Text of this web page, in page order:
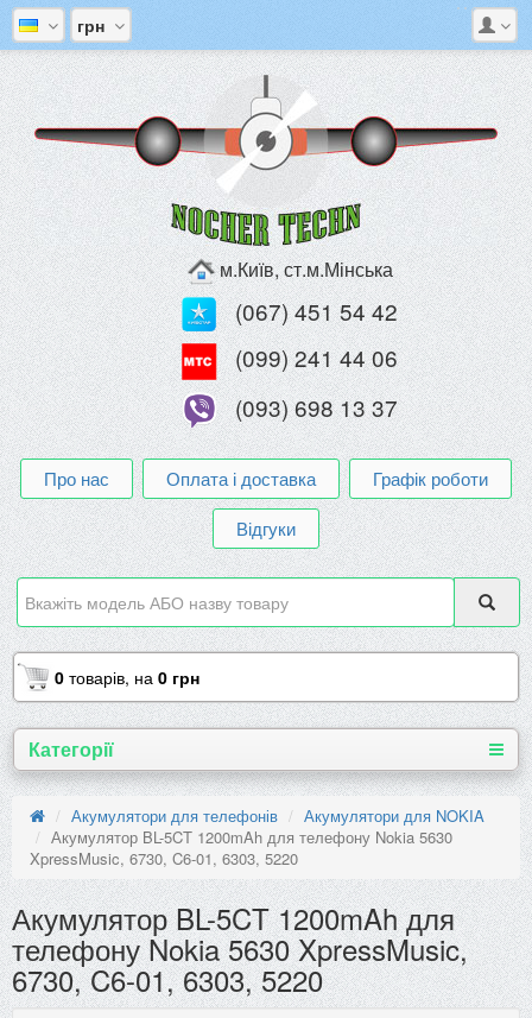
грн
м.Київ, ст.м.Мінська
(067) 451 54 42
(099) 241 44 06
(093) 698 13 37
Про нас Оплата і доставка
Графік роботи
Відгуки
0 товарів, на 0 грн
Категорії
Акумулятори для телефонів
Акумулятори для NOKIA
Акумулятор BL-5CT 1200mAh для телефону Nokia 5630
XpressMusic, 6730, C6-01, 6303, 5220
Акумулятор BL-5CT 1200mAh для
телефону Nokia 5630 XpressMusic,
6730, C6-01, 6303, 5220